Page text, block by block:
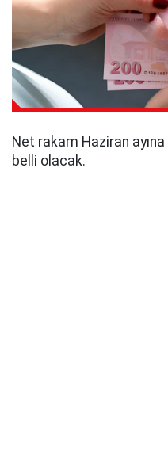
Net rakam Haziran
belli olacak.